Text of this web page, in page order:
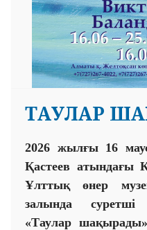
ТАУЛАР
2026 жылғы 16
Қастеев атындағы
Ұлттық өнер
залында суретші
«Таулар